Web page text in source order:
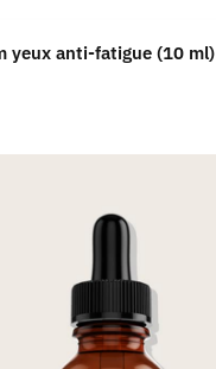
yeux anti-fatigue (10 ml)